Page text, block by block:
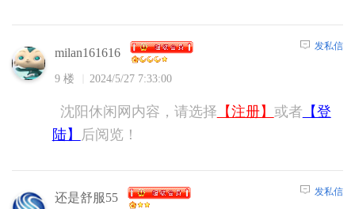
milan161616
9 楼 2024/5/27 7:33:00
发私信
沈阳休闲网内容，请选择 【注册】 或者 【登
陆】
后阅览！
还是舒服55 发私信